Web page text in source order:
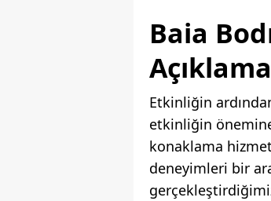
Baia
Etkinliğin
etkinliğin
konaklama
deneyimleri bir